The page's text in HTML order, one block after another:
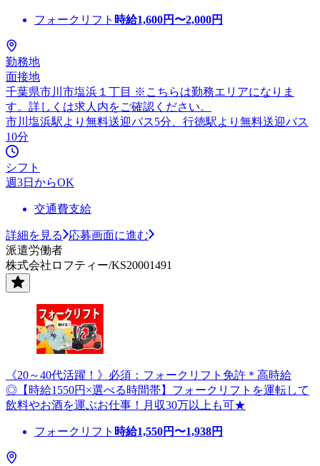
フォークリフト 時給1,600円〜2,000円
勤務地
面接地
千葉県市川市塩浜１丁目 ※こちらは勤務エリアになりま
す。詳しくは求人内をご確認ください。
市川塩浜駅より無料送迎バス5分、行徳駅より無料送迎バス
10分
シフト
週3日からOK
交通費支給
詳細を見る
応募画面に進む
派遣労働者
株式会社ロフティー/KS20001491
《20～40代活躍！》必須：フォークリフト免許＊高時給
◎【時給1550円×選べる時間帯】フォークリフトを運転して
飲料やお酒を運ぶお仕事！月収30万以上も可★
フォークリフト 時給1,550円〜1,938円